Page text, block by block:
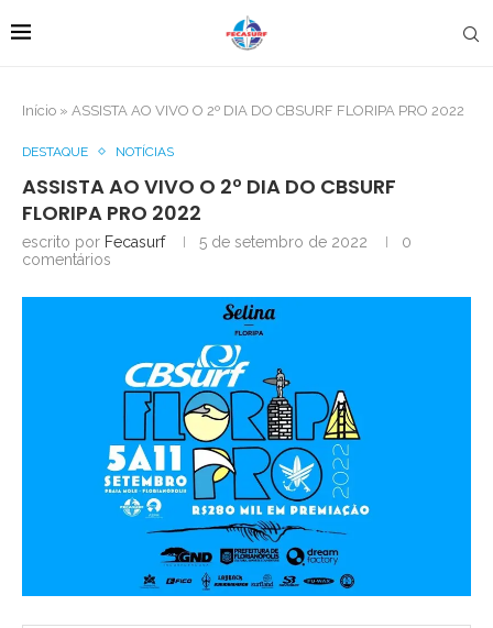
Início » ASSISTA AO VIVO O 2º DIA DO CBSURF FLORIPA PRO 2022
DESTAQUE NOTÍCIAS
ASSISTA AO VIVO O 2º DIA DO CBSURF
FLORIPA PRO 2022
escrito por Fecasurf 5 de setembro de 2022
0
comentários